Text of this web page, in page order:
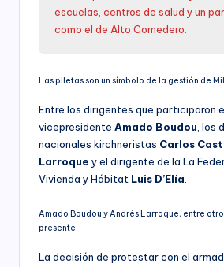
escuelas, centros de salud y un
como el de Alto Comedero.
Las piletas son un símbolo de la gestión de
Entre los dirigentes que participaron
vicepresidente Amado Boudou , los
nacionales kirchneristas Carlos
Larroque y el dirigente de la La
Vivienda y Hábitat Luis D’Elía
Amado Boudou y Andrés Larroque, entre
presente
La decisión de protestar con el